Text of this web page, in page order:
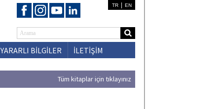
TR EN
YARARLI BİLGİLER İLETİŞİM
Tüm kitaplar için tıklayınız